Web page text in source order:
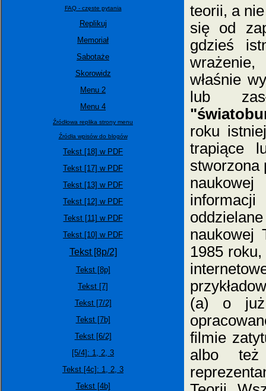
FAQ - częste pytania
Replikuj
Memoriał
Sabotaże
Skorowidz
Menu 2
Menu 4
Źródłowa replika strony menu
Źródła wpisów do blogów
Tekst [18] w PDF
Tekst [17] w PDF
Tekst [13] w PDF
Tekst [12] w PDF
Tekst [11] w PDF
Tekst [10] w PDF
Tekst [8p/2]
Tekst [8p]
Tekst [7]
Tekst [7/2]
Tekst [7b]
Tekst [6/2]
[5/4]: 1, 2, 3
Tekst [4c]: 1, 2, 3
Tekst [4b]
teorii, a
się od
gdzieś
wrażenie,
właśnie
lub
roku
trapiące
stworzona
naukowej
1985
(a) o już
filmie
albo też